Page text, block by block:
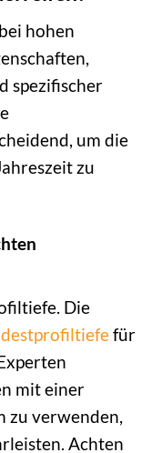
hohen
spezifischer
um die
zu
Die
für
mit einer
zu verwenden,
Achten